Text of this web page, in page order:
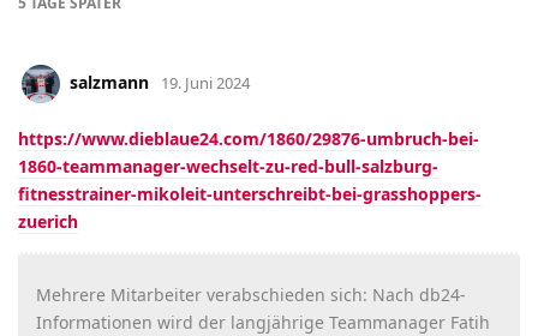
salzmann 19. Juni 2024
https://www.dieblaue24.com/1860/29876-umbruch-bei-
1860-teammanager-wechselt-zu-red-bull-salzburg-
fitnesstrainer-mikoleit-unterschreibt-bei-grasshoppers-
zuerich
Mehrere Mitarbeiter verabschieden sich: Nach db24-
Informationen wird der langjährige Teammanager Fatih